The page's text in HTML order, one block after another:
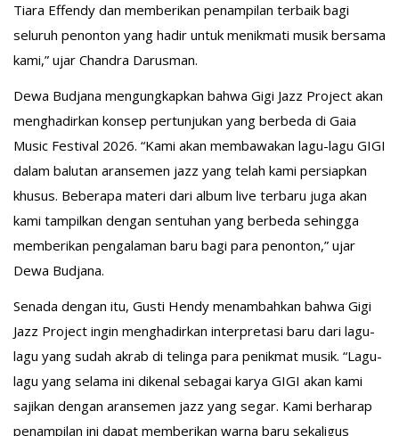
Tiara Effendy dan memberikan penampilan terbaik bagi
seluruh penonton yang hadir untuk menikmati musik bersama
kami,” ujar Chandra Darusman.
Dewa Budjana mengungkapkan bahwa Gigi Jazz Project akan
menghadirkan konsep pertunjukan yang berbeda di Gaia
Music Festival 2026. “Kami akan membawakan lagu-lagu GIGI
dalam balutan aransemen jazz yang telah kami persiapkan
khusus. Beberapa materi dari album live terbaru juga akan
kami tampilkan dengan sentuhan yang berbeda sehingga
memberikan pengalaman baru bagi para penonton,” ujar
Dewa Budjana.
Senada dengan itu, Gusti Hendy menambahkan bahwa Gigi
Jazz Project ingin menghadirkan interpretasi baru dari lagu-
lagu yang sudah akrab di telinga para penikmat musik. “Lagu-
lagu yang selama ini dikenal sebagai karya GIGI akan kami
sajikan dengan aransemen jazz yang segar. Kami berharap
penampilan ini dapat memberikan warna baru sekaligus